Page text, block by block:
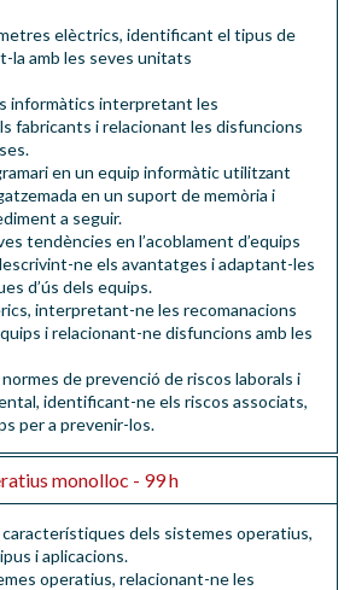
elèctrics, identificant el tipus de
la amb les seves unitats
informàtics interpretant les
fabricants i relacionant les disfuncions
en un equip informàtic utilitzant
en un suport de memòria i
a seguir.
tendències en l’acoblament d’equips
ne els avantatges i adaptant-les
d’ús dels equips.
interpretant-ne les recomanacions
i relacionant-ne disfuncions amb les
de prevenció de riscos laborals i
identificant-ne els riscos associats,
per a prevenir-los.
monolloc - 99 h
característiques dels sistemes operatius,
i aplicacions.
operatius, relacionant-ne les